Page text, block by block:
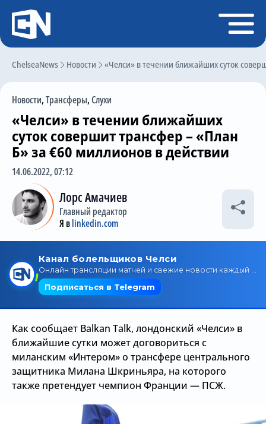
ChelseaNews Новости «Челси» в течении ближайших суток
Новости,Трансферы,Слухи
«Челси» в течении ближайших
суток совершит трансфер – «План
Б» за €60 миллионов в действии
14.06.2022, 07:12
Лорс Амачиев
Главный редактор
Я вlinkedin.com
Как сообщает Balkan Talk, лондонский «Челси» в
ближайшие сутки может договориться с
миланским «Интером» о трансфере центрального
защитника Милана Шкриньяра, на которого
также претендует чемпион Франции — ПСЖ.
Регистрация
Главная
Чат
Трансферы
Слухи
История Челси
Статистика
Календарь игр
Состав команды
Поиск по сайту
Трансляции
О сайте
Контакты